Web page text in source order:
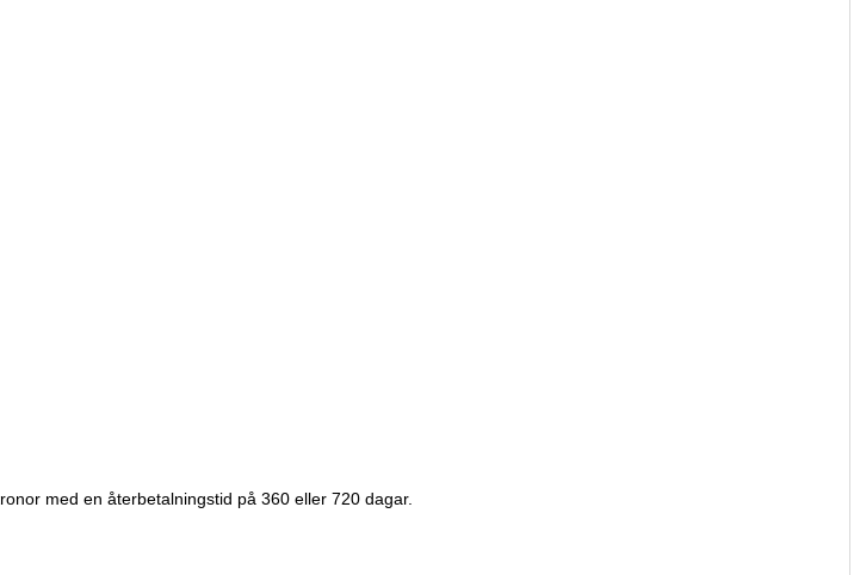
med en återbetalningstid på 360 eller 720 dagar.